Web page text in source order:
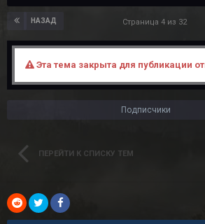
НАЗАД Страница 4 из 32
Эта тема закрыта для публикации
Подписчики
ПЕРЕЙТИ К СПИСКУ ТЕМ